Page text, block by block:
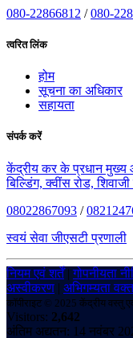
080-22866812 /080-
त्वरित लिंक
होम
सूचना का अधिकार
सहायता
संपर्क करें
केंद्रीय कर के प्रधान मुख्य
बिल्डिंग, क्वींस रोड,
08022867093 /
स्वयं सेवा जीएसटी प्रणाली
नियम एवं शर्तें|गोपनीयता
अस्वीकरण | अभिगम्यता
कॉपीराइट © 2025 केंद्रीय वस्तु
Visitors: 2,642
अंतिम अद्यतन: 14 नवंबर